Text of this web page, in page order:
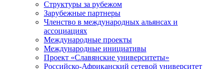
Структуры за рубежом
Зарубежные партнеры
Членство в международных альянсах и
ассоциациях
Международные проекты
Международные инициативы
Проект «Славянские университеты»
Российско-Африканский сетевой университет